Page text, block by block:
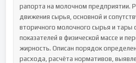
рапорта на молочном предприятии.
движения сырья, основной и
вторичного молочного сырья и тары
показателей в физической массе и
жирность. Описан порядок
расхода, расчёта нормативов,